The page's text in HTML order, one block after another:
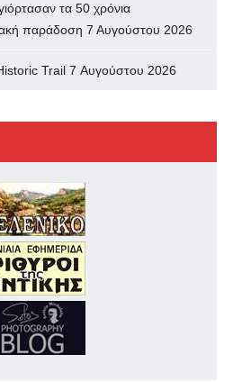
τα 50 χρόνια
παράδοση 7 Αυγούστου 2026
Trail 7 Αυγούστου 2026